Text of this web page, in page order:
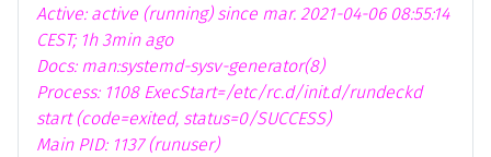
Active: active (running) since mar. 2021-04-06 08:55:14
CEST; 1h 3min ago
Docs: man:systemd-sysv-generator(8)
Process: 1108 ExecStart=/etc/rc.d/init.d/rundeckd
start (code=exited, status=0/SUCCESS)
Main PID: 1137 (runuser)